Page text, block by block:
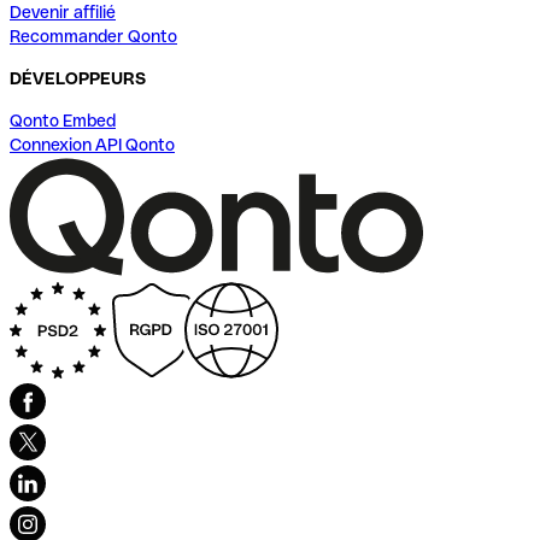
Devenir affilié
Recommander Qonto
DÉVELOPPEURS
Qonto Embed
Connexion API Qonto